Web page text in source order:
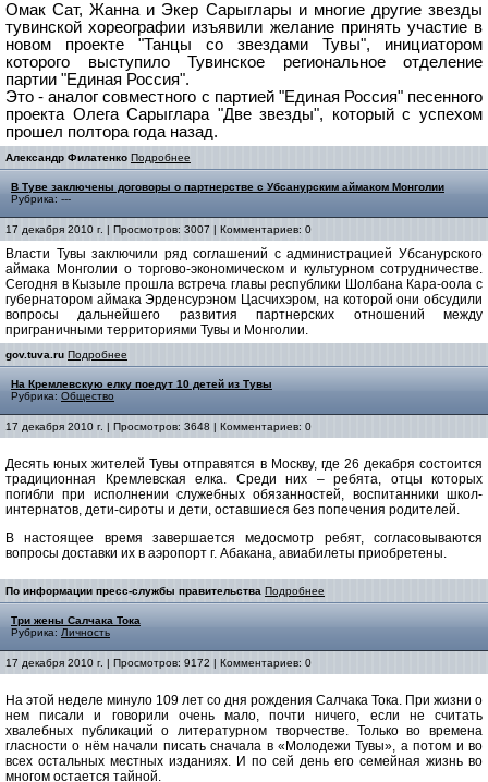
Омак Сат, Жанна и Экер Сарыглары и многие другие звезды
тувинской хореографии изъявили желание принять участие в
новом проекте "Танцы со звездами Тувы", инициатором
которого выступило Тувинское региональное отделение
партии "Единая Россия".
Это - аналог совместного с партией "Единая Россия" песенного
проекта Олега Сарыглара "Две звезды", который с успехом
прошел полтора года назад.
Александр Филатенко Подробнее
В Туве заключены договоры о партнерстве с Убсанурским аймаком Монголии
Рубрика: ---
17 декабря 2010 г. | Просмотров: 3007 | Комментариев: 0
Власти Тувы заключили ряд соглашений с администрацией Убсанурского
аймака Монголии о торгово-экономическом и культурном сотрудничестве.
Сегодня в Кызыле прошла встреча главы республики Шолбана Кара-оола с
губернатором аймака Эрденсурэном Цасчихэром, на которой они обсудили
вопросы дальнейшего развития партнерских отношений между
приграничными территориями Тувы и Монголии.
gov.tuva.ru Подробнее
На Кремлевскую елку поедут 10 детей из Тувы
Рубрика: Общество
17 декабря 2010 г. | Просмотров: 3648 | Комментариев: 0
Десять юных жителей Тувы отправятся в Москву, где 26 декабря состоится
традиционная Кремлевская елка. Среди них – ребята, отцы которых
погибли при исполнении служебных обязанностей, воспитанники школ-
интернатов, дети-сироты и дети, оставшиеся без попечения родителей.
В настоящее время завершается медосмотр ребят, согласовываются
вопросы доставки их в аэропорт г. Абакана, авиабилеты приобретены.
По информации пресс-службы правительства Подробнее
Три жены Салчака Тока
Рубрика: Личность
17 декабря 2010 г. | Просмотров: 9172 | Комментариев: 0
На этой неделе минуло 109 лет со дня рождения Салчака Тока. При жизни о
нем писали и говорили очень мало, почти ничего, если не считать
хвалебных публикаций о литературном творчестве. Только во времена
гласности о нём начали писать сначала в «Молодежи Тувы», а потом и во
всех остальных местных изданиях. И по сей день его семейная жизнь во
многом остается тайной.